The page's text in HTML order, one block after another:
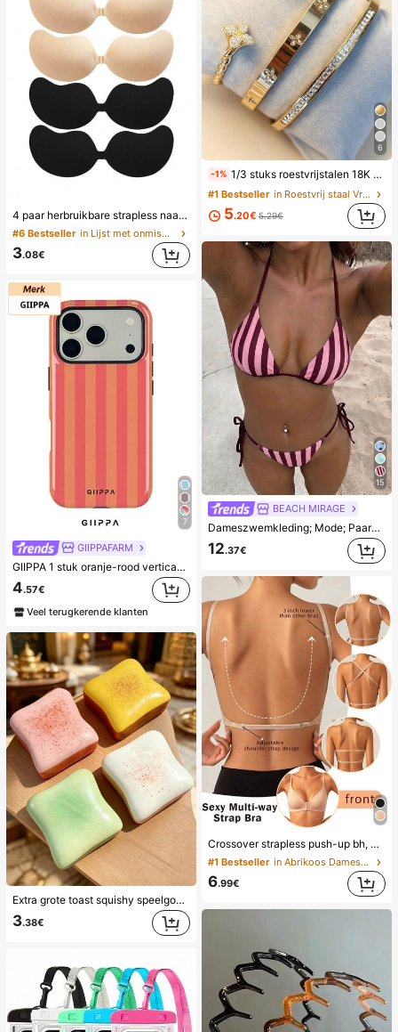
4 paar herbruikbare strapless naadloze onzichtbare push-up plakbh's, ademende comfortabele pasvorm dames plakbh's, geschikt voor damesbh's en bh-accessoires (verbeterde stoffenversie)
#6 Bestseller in Lijst met onmisbare verpleegkundige artikelen L
3.08€
7
GIIPPAFARM
GIIPPA 1 stuk oranje-rood verticaal strepenpatroon ontwerp, telefoonhoesje voor Phone 17 Pro Max, compatibel met Phone 16 Pro Max, 15 Pro Max, 14 Pro Max, Koreaanse stijl high-end mode leuk telefoonhoesje, compatibel met 11/12/13/14/15/16 Pro Max Plus, elegant ontwerp geschikt voor mannen en vrouwen, perfect cadeau voor vriendin voor Kerstmis, Valentijnsdag, Pasen, huwelijksseizoen en verjaardag!
4.57€
Veel terugkerende klanten
Extra grote toast squishy speelgoed, superzachte boter toast stressverlichtend knijpspeelgoed, verkrijgbaar in roze, geel, wit en groen, stressverlichtend squishy speelgoed -- perfect voor verjaardags- en vakantiecadeaus, dagelijkse verrassing kleine cadeaus, kawaii, stemmingsverbeterend
3.38€
6
-1% 1/3 stuks roestvrijstalen 18K vergulde klaver kristal armband set, gedraaide 14K vergulde koperen zirkonia klaver open cuff armband, modieuze dames armband set voor dagelijks gebruik, vakantiecadeau, esthetisch
#1 Bestseller in Roestvrij staal Vrouwen Sieraden Sets
5.20€ 5.29€
15
BEACH MIRAGE
Dameszwemkleding; Mode; Paarse tweedelige zwemkleding; Zomerstrand; Bikini set; Willekeurige print. Vakantie
12.37€
Crossover strapless push-up bh, naadloos U-rugontwerp onzichtbare bh geschikt voor verschillende jurken, verstelbare band, naadloos huidkleurig ondergoed voor bruiloft/feest, chic & elegant, comfort de hele dag
#1 Bestseller in Abrikoos Dames bh's en bralettes
6.99€